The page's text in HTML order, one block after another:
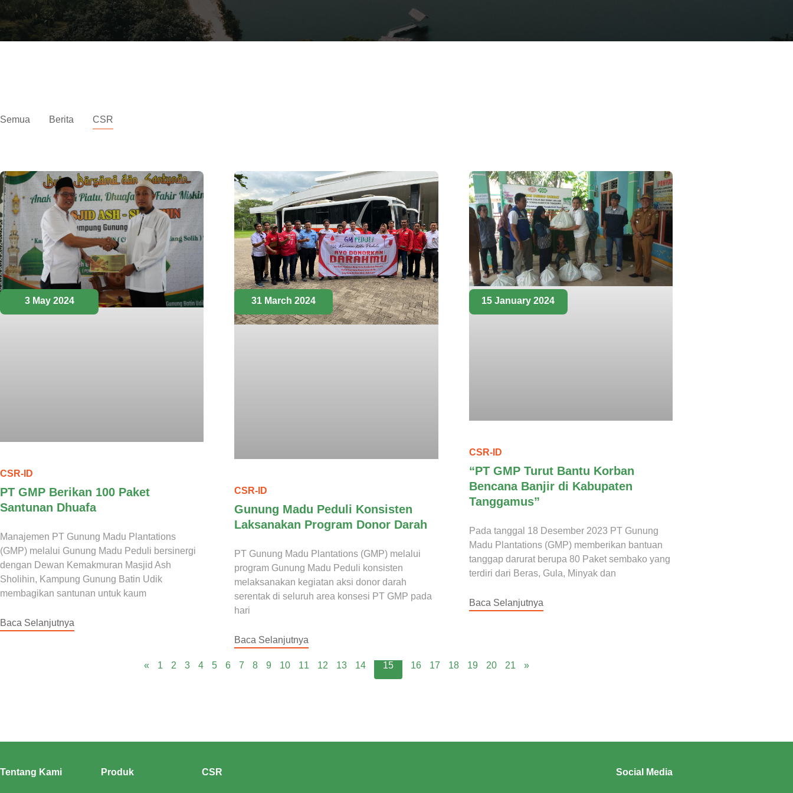
Semua Berita CSR
CSR-ID
PT GMP Berikan 100 Paket
Santunan Dhuafa
Manajemen PT Gunung Madu Plantations
(GMP) melalui Gunung Madu Peduli bersinergi
dengan Dewan Kemakmuran Masjid Ash
Sholihin, Kampung Gunung Batin Udik
membagikan santunan untuk kaum
Baca Selanjutnya
3 May 2024
CSR-ID
Gunung Madu Peduli Konsisten
Laksanakan Program Donor Darah
PT Gunung Madu Plantations (GMP) melalui
program Gunung Madu Peduli konsisten
melaksanakan kegiatan aksi donor darah
serentak di seluruh area konsesi PT GMP pada
hari
Baca Selanjutnya
31 March 2024
CSR-ID
“PT GMP Turut Bantu Korban
Bencana Banjir di Kabupaten
Tanggamus”
Pada tanggal 18 Desember 2023 PT Gunung
Madu Plantations (GMP) memberikan bantuan
tanggap darurat berupa 80 Paket sembako yang
terdiri dari Beras, Gula, Minyak dan
Baca Selanjutnya
15 January 2024
« 1 2 3 4 5 6 7 8 9 10 11 12 13 14 15 16 17 18 19 20 21 »
Tentang Kami Produk CSR Social Media